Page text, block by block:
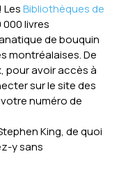
LesBibliothèques de
livres
de bouquin
montréalaises. De
pour avoir accès à
sur le site des
numéro de
King, de quoi
y sans